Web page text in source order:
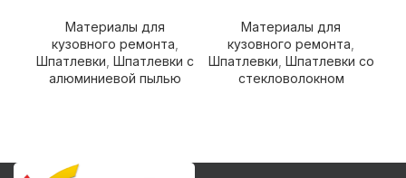
Материалы для
кузовного ремонта
Шпатлевки Шпатлевки с
алюминиевой пылью
Материалы для
кузовного ремонта
Шпатлевки Шпатлевки со
стекловолокном